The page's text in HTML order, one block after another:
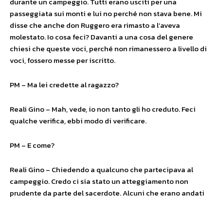
passeggiata sui monti e lui no perché non stava bene. Mi
disse che anche don Ruggero era rimasto a l’aveva
molestato. Io cosa feci? Davanti a una cosa del genere
chiesi che queste voci, perché non rimanessero a livello di
voci, fossero messe per iscritto.
PM – Ma lei credette al ragazzo?
Reali Gino – Mah, vede, io non tanto gli ho creduto. Feci
qualche verifica, ebbi modo di verificare.
PM – E come?
Reali Gino – Chiedendo a qualcuno che partecipava al
campeggio. Credo ci sia stato un atteggiamento non
prudente da parte del sacerdote. Alcuni che erano andati